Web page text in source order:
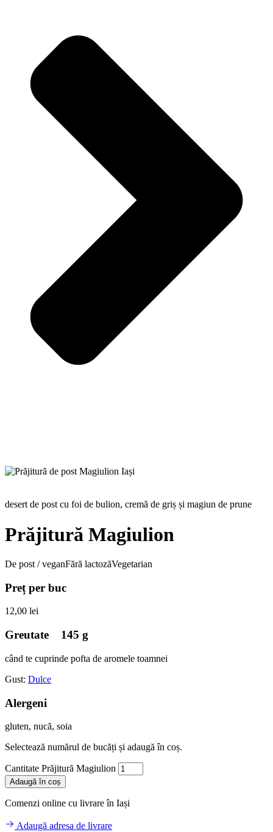
desert de post cu foi de bulion, cremă de griș și magiun de prune
Prăjitură Magiulion
De post / veganFără lactozăVegetarian
Preț per buc
12,00 lei
Greutate 145 g
când te cuprinde pofta de aromele toamnei
Gust: Dulce
Alergeni
gluten, nucă, soia
Selectează numărul de bucăți și adaugă în coș.
Cantitate Prăjitură Magiulion
Adaugă în coș
Comenzi online cu livrare în Iași
Adaugă adresa de livrare